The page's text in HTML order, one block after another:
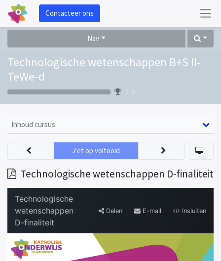
Contacteer ons
Nav
Technologische wetenschappen B+S II-
TeWe-d
0 %
Inhoud cursus
Technologische wetenschappen D-finaliteit
Zet op voltooid